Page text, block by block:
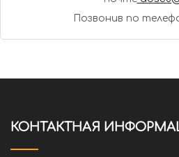
Позвонив по
КОНТАКТНАЯ